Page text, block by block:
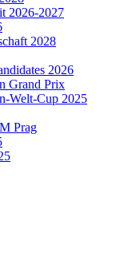
2026-2027
2028
2026
Grand Prix
Welt-Cup 2025
Prag